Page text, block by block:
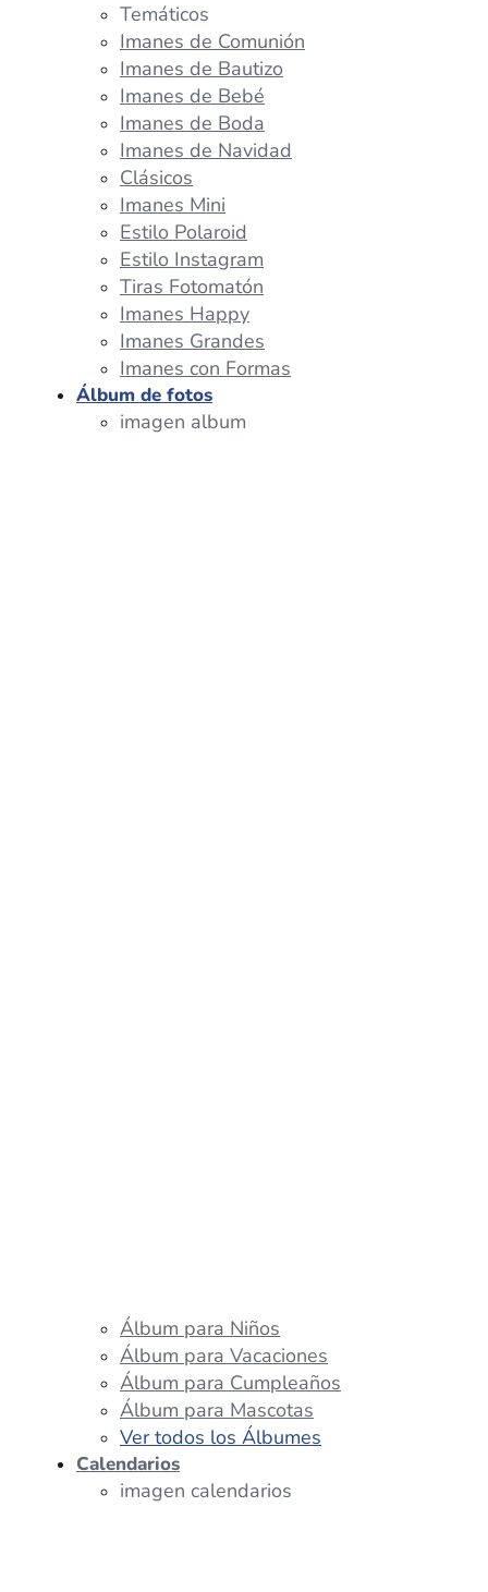
Temáticos
Imanes de Comunión
Imanes de Bautizo
Imanes de Bebé
Imanes de Boda
Imanes de Navidad
Clásicos
Imanes Mini
Estilo Polaroid
Estilo Instagram
Tiras Fotomatón
Imanes Happy
Imanes Grandes
Imanes con Formas
Álbum de fotos
imagen album
Álbum para Niños
Álbum para Vacaciones
Álbum para Cumpleaños
Álbum para Mascotas
Ver todos los Álbumes
Calendarios
imagen calendarios